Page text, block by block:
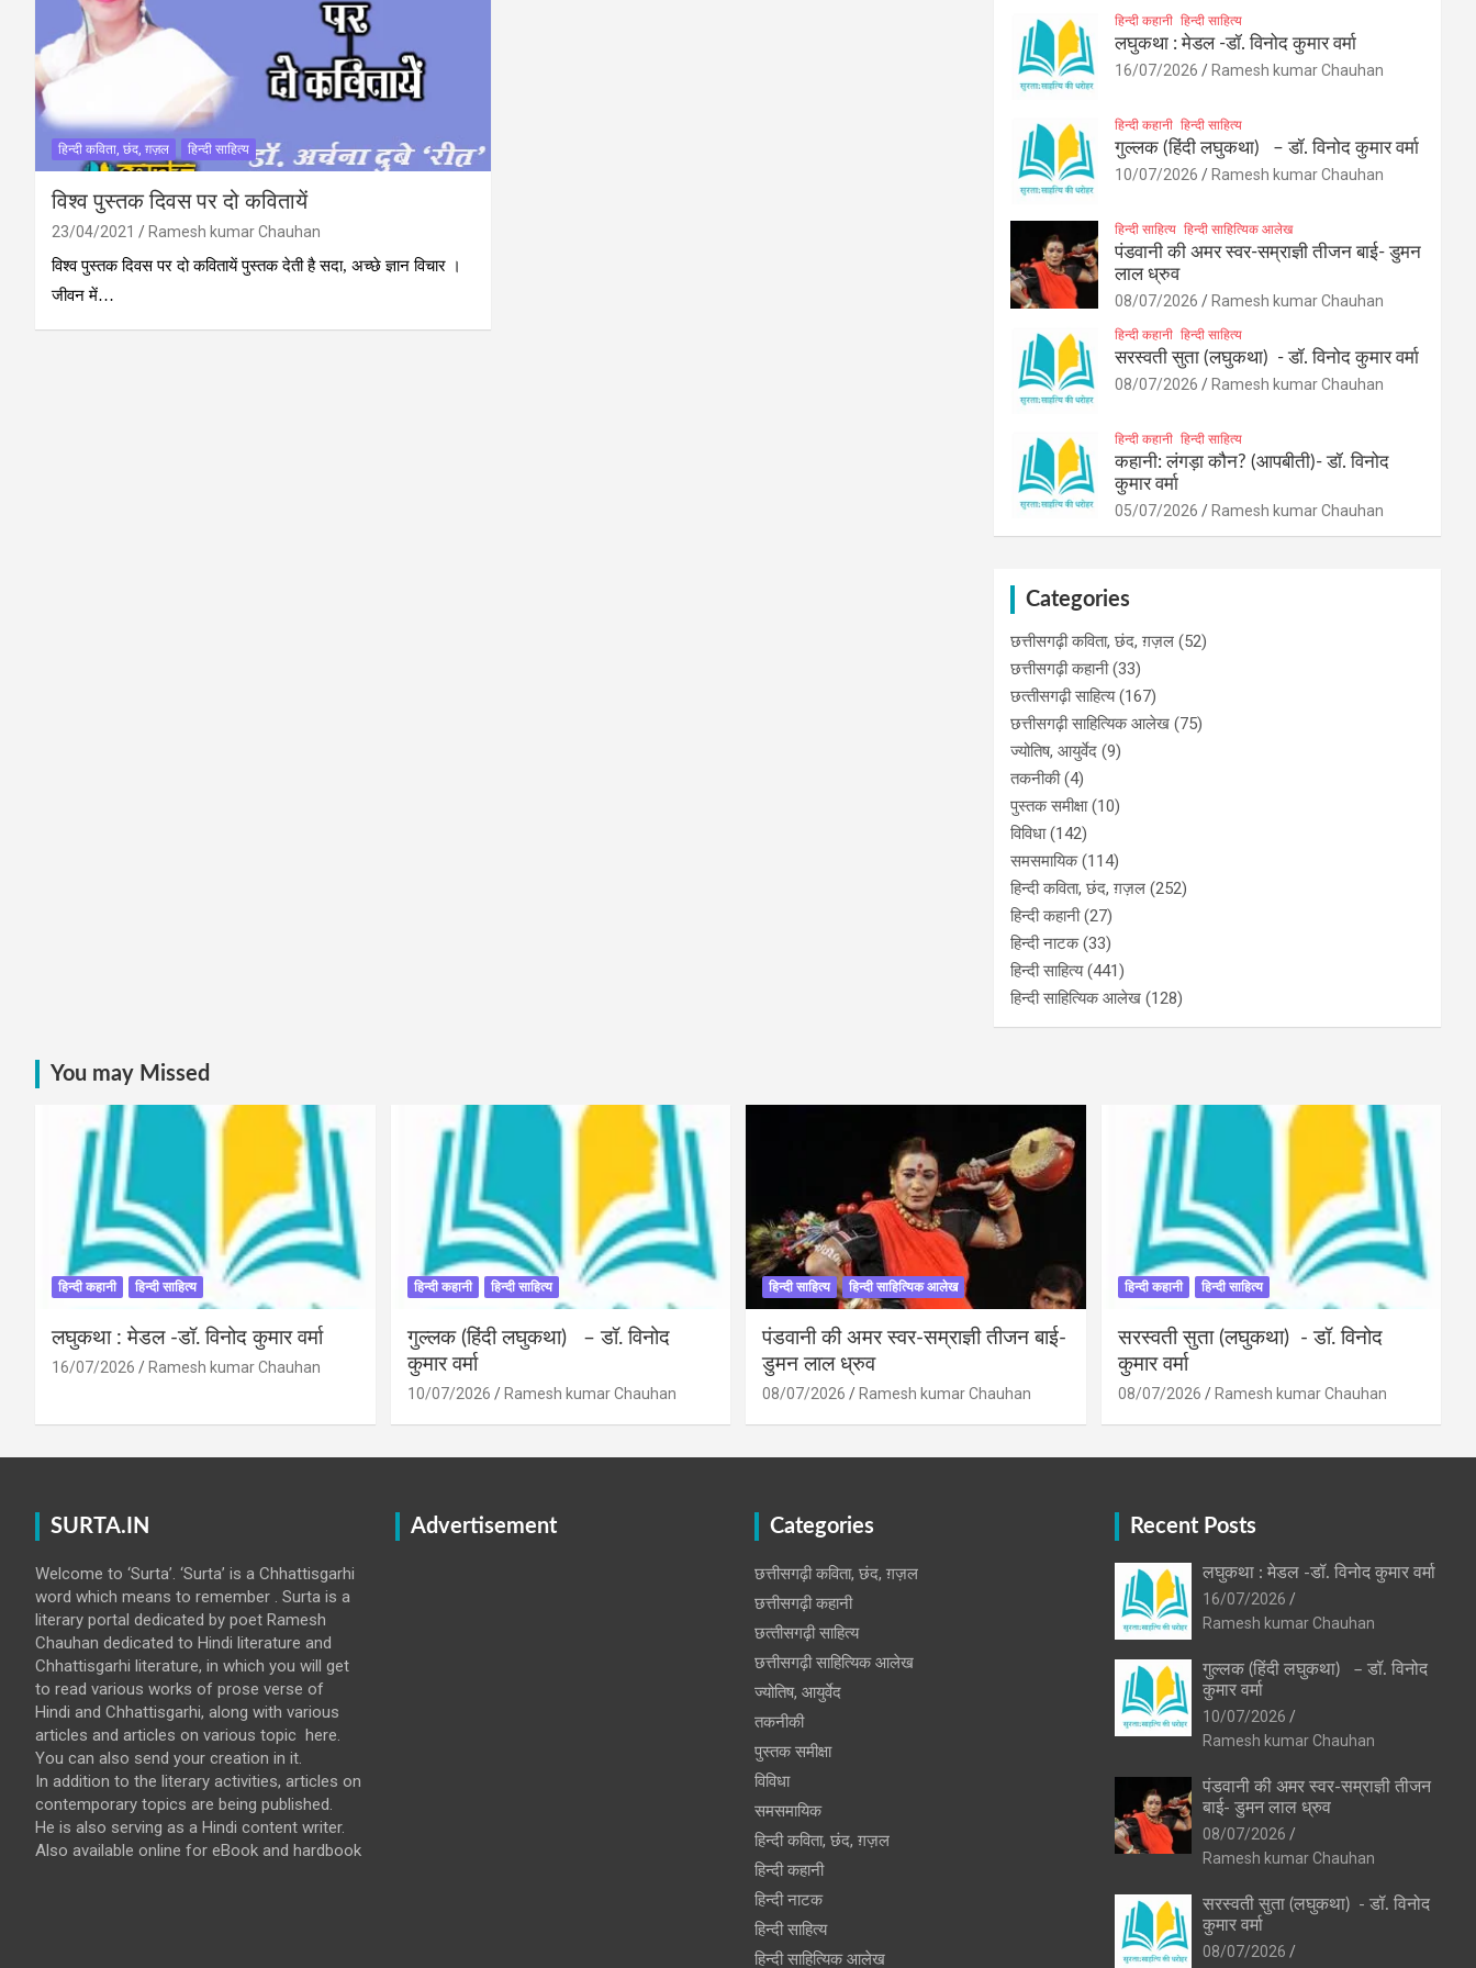
हिन्दी कविता, छंद, ग़ज़ल हिन्दी साहित्य
विश्व पुस्तक दिवस पर दो कवितायें
23/04/2021
Ramesh kumar Chauhan
विश्व पुस्तक दिवस पर दो कवितायें पुस्तक देती है सदा, अच्छे ज्ञान विचार ।
जीवन में…
हिन्दी कहानी हिन्दी साहित्य
लघुकथा : मेडल -डॉ. विनोद कुमार वर्मा
16/07/2026 Ramesh kumar Chauhan
हिन्दी कहानी हिन्दी साहित्य
गुल्लक (हिंदी लघुकथा) – डॉ. विनोद कुमार वर्मा
10/07/2026 Ramesh kumar Chauhan
हिन्दी साहित्य हिन्दी साहित्यिक आलेख
पंडवानी की अमर स्वर-सम्राज्ञी तीजन बाई- डुमन
लाल ध्रुव
08/07/2026 Ramesh kumar Chauhan
हिन्दी कहानी हिन्दी साहित्य
सरस्वती सुता (लघुकथा) ​- डॉ. विनोद कुमार वर्मा
08/07/2026 Ramesh kumar Chauhan
हिन्दी कहानी हिन्दी साहित्य
कहानी: लंगड़ा कौन? (आपबीती)​- डॉ. विनोद
कुमार वर्मा
05/07/2026 Ramesh kumar Chauhan
Categories
छत्तीसगढ़ी कविता, छंद, ग़ज़ल (52)
छत्तीसगढ़ी कहानी(33)
छत्‍तीसगढ़ी साहित्‍य(167)
छत्तीसगढ़ी साहित्यिक आलेख (75)
ज्योतिष, आयुर्वेद (9)
तकनीकी(4)
पुस्‍तक समीक्षा(10)
विविधा(142)
समसमायिक(114)
हिन्दी कविता, छंद, ग़ज़ल (252)
हिन्दी कहानी(27)
हिन्‍दी नाटक(33)
हिन्दी साहित्य(441)
हिन्दी साहित्यिक आलेख (128)
You may Missed
हिन्दी कहानी हिन्दी साहित्य
लघुकथा : मेडल -डॉ. विनोद कुमार वर्मा
16/07/2026 Ramesh kumar Chauhan
हिन्दी कहानी हिन्दी साहित्य
गुल्लक (हिंदी लघुकथा) – डॉ. विनोद
कुमार वर्मा
10/07/2026 Ramesh kumar Chauhan
हिन्दी साहित्य हिन्दी साहित्यिक आलेख
पंडवानी की अमर स्वर-सम्राज्ञी तीजन बाई-
डुमन लाल ध्रुव
08/07/2026 Ramesh kumar Chauhan
हिन्दी कहानी हिन्दी साहित्य
सरस्वती सुता (लघुकथा) ​- डॉ. विनोद
कुमार वर्मा
08/07/2026 Ramesh kumar Chauhan
SURTA.IN
Welcome to ‘Surta’. ‘Surta’ is a Chhattisgarhi
word which means to remember . Surta is a
literary portal dedicated by poet Ramesh
Chauhan dedicated to Hindi literature and
Chhattisgarhi literature, in which you will get
to read various works of prose verse of
Hindi and Chhattisgarhi, along with various
articles and articles on various topic here.
You can also send your creation in it.
In addition to the literary activities, articles on
contemporary topics are being published.
He is also serving as a Hindi content writer.
Also available online for eBook and hardbook
Advertisement Categories
छत्तीसगढ़ी कविता, छंद, ग़ज़ल
छत्तीसगढ़ी कहानी
छत्‍तीसगढ़ी साहित्‍य
छत्तीसगढ़ी साहित्यिक आलेख
ज्योतिष, आयुर्वेद
तकनीकी
पुस्‍तक समीक्षा
विविधा
समसमायिक
हिन्दी कविता, छंद, ग़ज़ल
हिन्दी कहानी
हिन्‍दी नाटक
हिन्दी साहित्य
हिन्दी साहित्यिक आलेख
Recent Posts
लघुकथा : मेडल -डॉ. विनोद कुमार वर्मा
16/07/2026
Ramesh kumar Chauhan
गुल्लक (हिंदी लघुकथा) – डॉ. विनोद
कुमार वर्मा
10/07/2026
Ramesh kumar Chauhan
पंडवानी की अमर स्वर-सम्राज्ञी तीजन
बाई- डुमन लाल ध्रुव
08/07/2026
Ramesh kumar Chauhan
सरस्वती सुता (लघुकथा) ​- डॉ. विनोद
कुमार वर्मा
08/07/2026